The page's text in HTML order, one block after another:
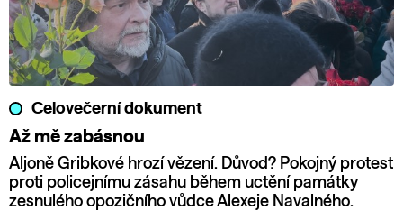
Celovečerní dokument
Až mě zabásnou
Aljoně Gribkové hrozí vězení. Důvod? Pokojný protest
proti policejnímu zásahu během uctění památky
zesnulého opozičního vůdce Alexeje Navalného.